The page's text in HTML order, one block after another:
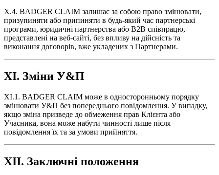
X.4. BADGER CLAIM залишає за собою право змінювати,
призупиняти або припиняти в будь-який час партнерські
програми, юридичні партнерства або B2B співпрацю,
представлені на веб-сайті, без впливу на дійсність та
виконання договорів, вже укладених з Партнерами.
XI. Зміни У&П
XI.1. BADGER CLAIM може в односторонньому порядку
змінювати У&П без попереднього повідомлення. У випадку,
якщо зміна призведе до обмеження прав Клієнта або
Учасника, вона може набути чинності лише після
повідомлення їх та за умови прийняття.
XII. Заключні положення